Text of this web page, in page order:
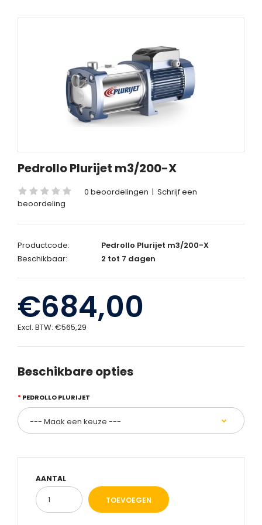
Pedrollo Plurijet m3/200-X
0 beoordelingen | Schrijf een
beoordeling
Productcode:
Pedrollo Plurijet m3/200-X
Beschikbaar:
2 tot 7 dagen
€684,00
Excl. BTW: €565,29
Beschikbare opties
PEDROLLO PLURIJET
AANTAL